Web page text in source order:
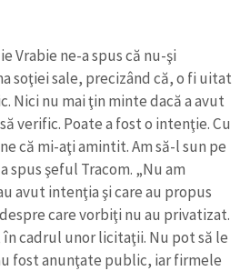
Vrabie ne-a spus că nu-şi
soţiei sale, precizând că, o fi uitat
Nici nu mai ţin minte dacă a avut
verific. Poate a fost o intenţie. Cu
că mi-aţi amintit. Am să-l sun pe
spus şeful Tracom. „Nu am
avut intenţia şi care au propus
care vorbiţi nu au privatizat.
cadrul unor licitaţii. Nu pot să le
fost anunţate public, iar firmele